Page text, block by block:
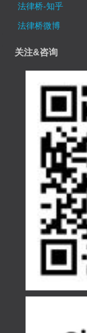
法律桥-知乎
法律桥微博
关注&咨询